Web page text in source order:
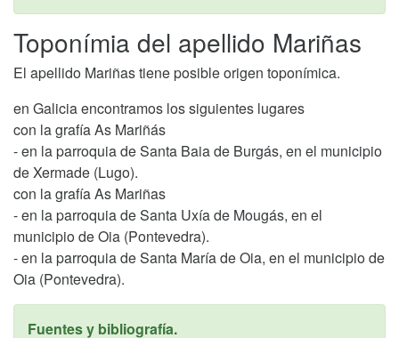
Toponímia del apellido Mariñas
El apellido Mariñas tiene posible origen toponímica.
en Galicia encontramos los siguientes lugares
con la grafía As Mariñás
- en la parroquia de Santa Baia de Burgás, en el municipio
de Xermade (Lugo).
con la grafía As Mariñas
- en la parroquia de Santa Uxía de Mougás, en el
municipio de Oia (Pontevedra).
- en la parroquia de Santa María de Oia, en el municipio de
Oia (Pontevedra).
Fuentes y bibliografía.